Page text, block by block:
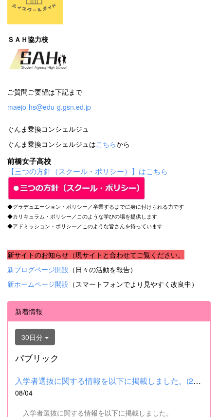
ＳＡＨ協力校
ご質問ご要望は下記まで
maejo-hs@edu-g.gsn.ed.jp
ぐんま乗換コンシェルジュ
ぐんま乗換コンシェルジュはこちらから
前橋女子高校
【三つの方針（スクール・ポリシー）】はこちら
◆グラデュエーション・ポリシー／卒業するまでに身に付けられる力です
◆カリキュラム・ポリシー／このような学びの場を提供します
◆アドミッション・ポリシー／このような皆さんを待っています
新サイトのお知らせ（現サイトと合わせてご覧ください。
新ブログページ開設 （日々の活動を報告）
新ホームページ開設 （スマートフォンでより見やすく改良中）
新着情報
30日分
パブリック
入学者選抜に関する情報を以下に掲載しました。(2026.8.4) ■令和...
08/04
入学者選抜に関する情報を以下に掲載しました。